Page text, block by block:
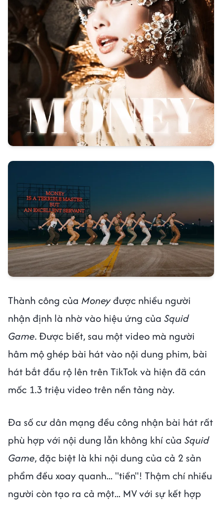
Thành công của Moneyđược nhiều người
nhận định là nhờ vào hiệu ứng của Squid
Game. Được biết, sau một video mà người
hâm mộ ghép bài hát vào nội dung phim, bài
hát bắt đầu rộ lên trên TikTok và hiện đã cán
mốc 1.3 triệu video trên nền tảng này.
Đa số cư dân mạng đều công nhận bài hát rất
phù hợp với nội dung lẫn không khí của Squid
Game, đặc biệt là khi nội dung của cả 2 sản
phẩm đều xoay quanh... "tiền"! Thậm chí nhiều
người còn tạo ra cả một... MV với sự kết hợp